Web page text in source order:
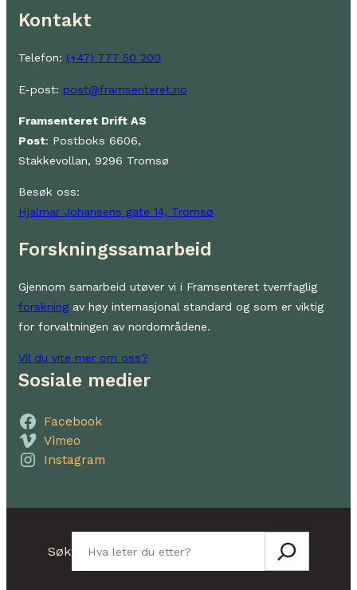
Kontakt
Telefon: (+47) 777 50 200
E-post: post@framsenteret.no
Framsenteret Drift AS
Post: Postboks 6606,
Stakkevollan, 9296 Tromsø
Besøk oss:
Hjalmar Johansens gate 14, Tromsø
Forskningssamarbeid
Gjennom samarbeid utøver vi i Framsenteret tverrfaglig
forskning av høy internasjonal standard og som er viktig
for forvaltningen av nordområdene.
Vil du vite mer om oss?
Sosiale medier
Facebook
Vimeo
Instagram
Søk